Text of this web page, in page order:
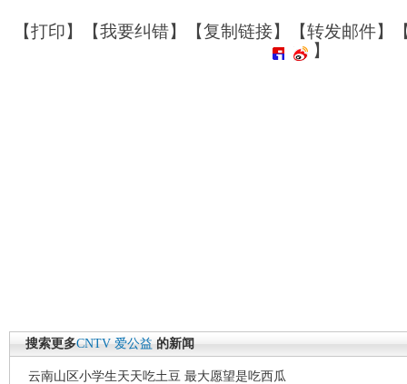
【打印】【我要纠错】【复制链接】【转发邮件】
】
搜索更多CNTV 爱公益 的新闻
云南山区小学生天天吃土豆 最大愿望是吃西瓜